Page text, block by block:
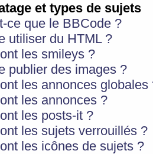
et types de sujets
ce que le BBCode ?
utiliser du HTML ?
les smileys ?
publier des images ?
les annonces globales
les annonces ?
les posts-it ?
les sujets verrouillés ?
les icônes de sujets ?